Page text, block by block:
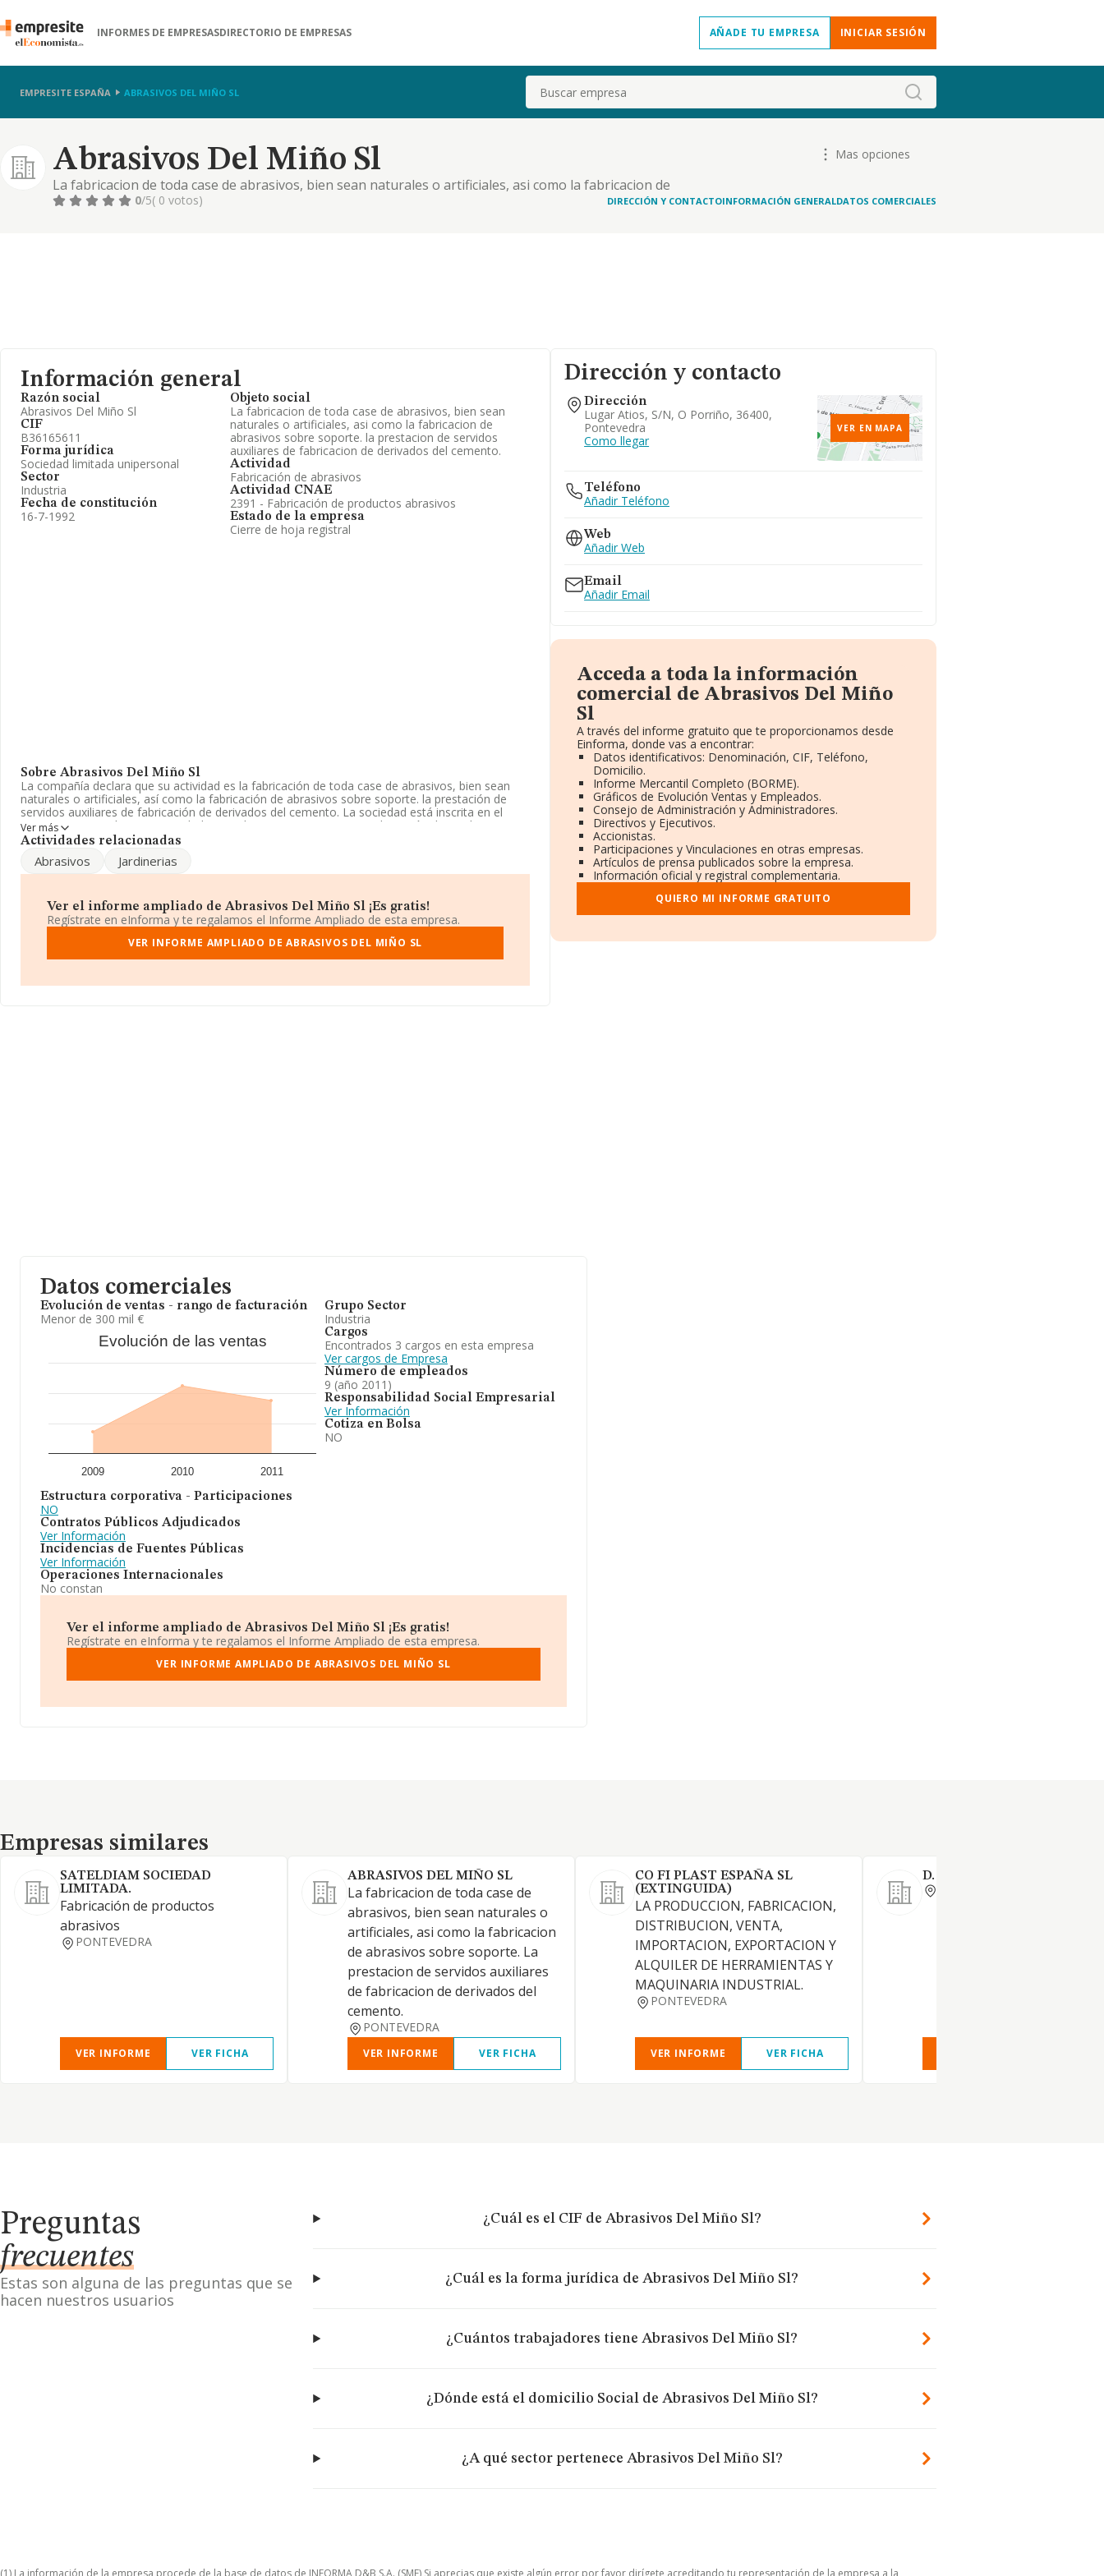
INFORMES DE EMPRESASDIRECTORIO DE EMPRESAS AÑADE TU EMPRESA INICIAR SESIÓN
EMPRESITE ESPAÑA ABRASIVOS DEL MIÑO SL Buscar
Abrasivos Del Miño Sl
La fabricacion de toda case de abrasivos, bien sean naturales o artificiales, asi como la fabricacion de
abrasivos sobre soporte. la prestacion de servidos auxiliares de fabricacion de derivados del cemento.
Mas opciones
0/5( 0 votos) DIRECCIÓN Y CONTACTOINFORMACIÓN GENERALDATOS COMERCIALES
Información general
Razón social
Abrasivos Del Miño Sl
CIF
B36165611
Forma jurídica
Sociedad limitada unipersonal
Sector
Industria
Fecha de constitución
16-7-1992
Objeto social
La fabricacion de toda case de abrasivos, bien sean
naturales o artificiales, asi como la fabricacion de
abrasivos sobre soporte. la prestacion de servidos
auxiliares de fabricacion de derivados del cemento.
Actividad
Fabricación de abrasivos
Actividad CNAE
2391 - Fabricación de productos abrasivos
Estado de la empresa
Cierre de hoja registral
Sobre Abrasivos Del Miño Sl
La compañía declara que su actividad es la fabricación de toda case de abrasivos, bien sean
naturales o artificiales, así como la fabricación de abrasivos sobre soporte. la prestación de
servidos auxiliares de fabricación de derivados del cemento. La sociedad está inscrita en el
Registro Mercantil como Sociedad Limitada. Tiene CNAE: 2391 - 'Fabricación de productos
abrasivos'. La empresa no tiene actividad en mercados exteriores.
Los empleados se han reducido un 36% y atendiendo a los datos disponibles en INFORMA, ese
número ha estado por encima de la media de sector.
La empresa española Abrasivos del Miño S.L, con NIF B36165611, está situada en Lugar
Atios Santa Eulalia (pte Los Almendros) núm. S/N, (36400), O Porriño, Pontevedra, Galicia.
En base a la información de la que dispone INFORMA sobre 117 compañías, a nivel nacional la
facturación asciende a 149 millones de euros y se calcula un promedio de facturación de 1
Pontevedra, en la base de datos de INFORMA aparecen 3 empresas, cuyas ventas han
Ver más
Actividades relacionadas
Abrasivos Jardinerias
Ver el informe ampliado de Abrasivos Del Miño Sl ¡Es gratis!
Regístrate en eInforma y te regalamos el Informe Ampliado de esta empresa.
VER INFORME AMPLIADO DE ABRASIVOS DEL MIÑO SL
Dirección y contacto
Dirección
Lugar Atios, S/n, O Porriño, 36400,
Pontevedra
Como llegar
VER EN MAPA
Teléfono
Añadir Teléfono
Web
Añadir Web
Email
Añadir Email
Acceda a toda la información
comercial de Abrasivos Del Miño
Sl
A través del informe gratuito que te proporcionamos desde
Einforma, donde vas a encontrar:
Datos identificativos: Denominación, CIF, Teléfono,
Domicilio.
Informe Mercantil Completo (BORME).
Gráficos de Evolución Ventas y Empleados.
Consejo de Administración y Administradores.
Directivos y Ejecutivos.
Accionistas.
Participaciones y Vinculaciones en otras empresas.
Artículos de prensa publicados sobre la empresa.
Información oficial y registral complementaria.
QUIERO MI INFORME GRATUITO
Datos comerciales
Evolución de ventas - rango de facturación
Menor de 300 mil €
Evolución de las ventas
2009 2010 2011
Estructura corporativa - Participaciones
NO
Contratos Públicos Adjudicados
Ver Información
Incidencias de Fuentes Públicas
Ver Información
Operaciones Internacionales
No constan
Grupo Sector
Industria
Cargos
Encontrados 3 cargos en esta empresa
Ver cargos de Empresa
Número de empleados
9 (año 2011)
Responsabilidad Social Empresarial
Ver Información
Cotiza en Bolsa
NO
Ver el informe ampliado de Abrasivos Del Miño Sl ¡Es gratis!
Regístrate en eInforma y te regalamos el Informe Ampliado de esta empresa.
VER INFORME AMPLIADO DE ABRASIVOS DEL MIÑO SL
Empresas similares
Empresas similares
SATELDIAM SOCIEDAD
LIMITADA.
Fabricación de productos
abrasivos
PONTEVEDRA
VER INFORME VER FICHA
ABRASIVOS DEL MIÑO SL
La fabricacion de toda case de
abrasivos, bien sean naturales o
artificiales, asi como la fabricacion
de abrasivos sobre soporte. La
prestacion de servidos auxiliares
de fabricacion de derivados del
cemento.
PONTEVEDRA
VER INFORME VER FICHA
CO FI PLAST ESPAÑA SL
(EXTINGUIDA)
LA PRODUCCION, FABRICACION,
DISTRIBUCION, VENTA,
IMPORTACION, EXPORTACION Y
ALQUILER DE HERRAMIENTAS Y
MAQUINARIA INDUSTRIAL.
PONTEVEDRA
VER INFORME VER FICHA
D. J. DIAMANTT S.C.
Preguntas
frecuentes
Estas son alguna de las preguntas que se
hacen nuestros usuarios
¿Cuál es el CIF de Abrasivos Del Miño Sl?
¿Cuál es la forma jurídica de Abrasivos Del Miño Sl?
¿Cuántos trabajadores tiene Abrasivos Del Miño Sl?
¿Dónde está el domicilio Social de Abrasivos Del Miño Sl?
¿A qué sector pertenece Abrasivos Del Miño Sl?
(1) La información de la empresa procede de la base de datos de INFORMA D&B S.A. (SME) Si aprecias que existe algún error por favor dirígete acreditando tu representación de la empresa a la